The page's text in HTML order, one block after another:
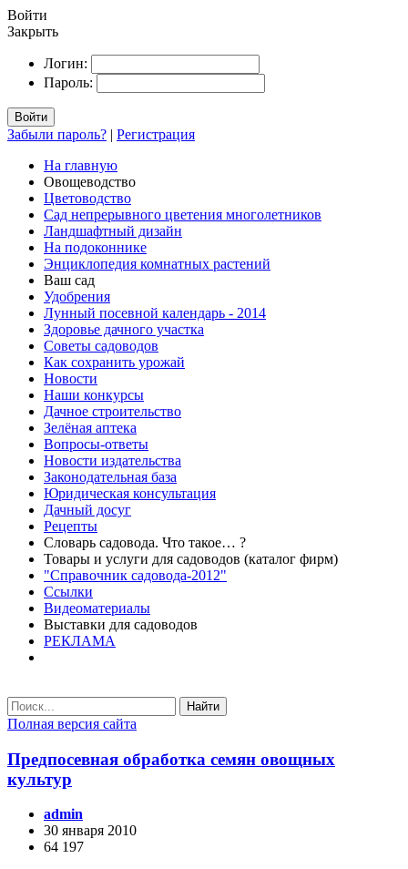
Войти
Закрыть
Логин:
Пароль:
Войти
Забыли пароль? | Регистрация
На главную
Овощеводство
Цветоводство
Сад непрерывного цветения многолетников
Ландшафтный дизайн
На подоконнике
Энциклопедия комнатных растений
Ваш сад
Удобрения
Лунный посевной календарь - 2014
Здоровье дачного участка
Советы садоводов
Как сохранить урожай
Новости
Наши конкурсы
Дачное строительство
Зелёная аптека
Вопросы-ответы
Новости издательства
Законодательная база
Юридическая консультация
Дачный досуг
Рецепты
Словарь садовода. Что такое… ?
Товары и услуги для садоводов (каталог фирм)
"Справочник садовода-2012"
Ссылки
Видеоматериалы
Выставки для садоводов
РЕКЛАМА
Найти
Полная версия сайта
Предпосевная обработка семян овощных
культур
admin
30 января 2010
64 197